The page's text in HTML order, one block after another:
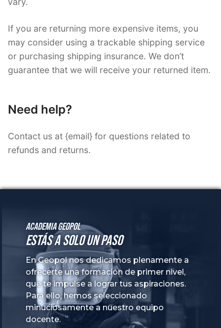
Academia GeoPol
Estás a solo un paso
En Geopol nos dedicamos plenamente a
ofrecerte una formación de primer nivel,
que te impulse a lograr tus aspiraciones.
Para ello, hemos seleccionado
minuciosamente a nuestro equipo
docente.